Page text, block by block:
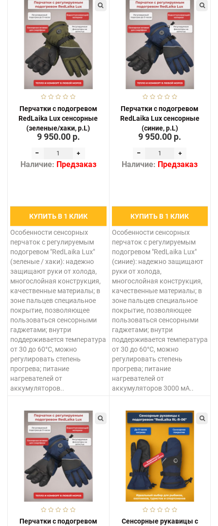
Перчатки с подогревом
RedLaika Lux сенсорные
(зеленые/хаки, р.L)
9 950.00 р.
Наличие: Предзаказ
КУПИТЬ В 1 КЛИК
Особенности сенсорных
перчаток с регулируемым
подогревом "RedLaika Lux"
(зеленые / хаки): надежно
защищают руки от холода,
многослойная конструкция,
качественные материалы; в
зоне пальцев специальное
покрытие, позволяющее
пользоваться сенсорными
гаджетами; внутри
поддерживается температура
от 30 до 60°С, можно
регулировать степень
прогрева; питание
нагревателей от
аккумуляторов..
Перчатки с подогревом
RedLaika Lux сенсорные
(синие, р.L)
9 950.00 р.
Наличие: Предзаказ
КУПИТЬ В 1 КЛИК
Особенности сенсорных
перчаток с регулируемым
подогревом "RedLaika Lux"
(синие): надежно защищают
руки от холода,
многослойная конструкция,
качественные материалы; в
зоне пальцев специальное
покрытие, позволяющее
пользоваться сенсорными
гаджетами; внутри
поддерживается температура
от 30 до 60°С, можно
регулировать степень
прогрева; питание
нагревателей от
аккумуляторов 3000 мА..
Перчатки с подогревом
Сенсорные рукавицы с